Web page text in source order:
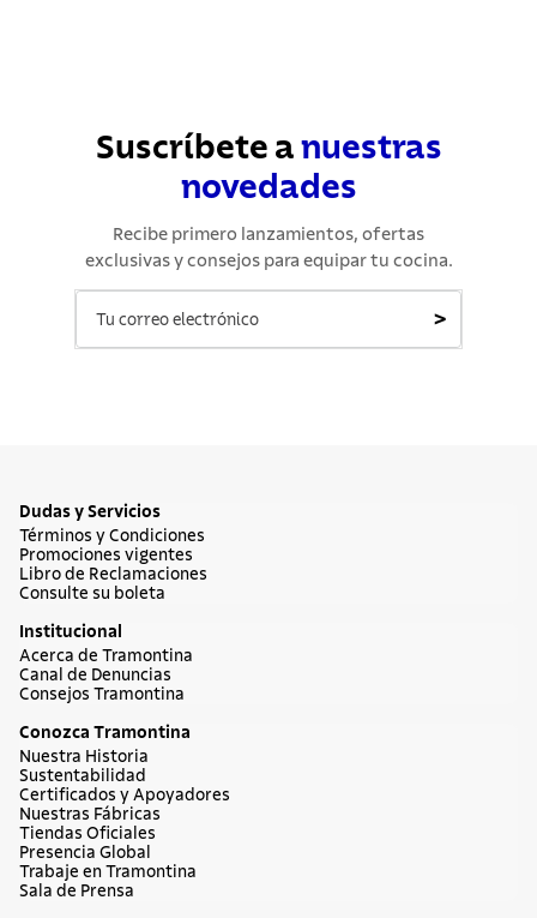
Suscríbete a nuestras
novedades
Recibe primero lanzamientos, ofertas
exclusivas y consejos para equipar tu cocina.
>
Dudas y Servicios
Términos y Condiciones
Promociones vigentes
Libro de Reclamaciones
Consulte su boleta
Institucional
Acerca de Tramontina
Canal de Denuncias
Consejos Tramontina
Conozca Tramontina
Nuestra Historia
Sustentabilidad
Certificados y Apoyadores
Nuestras Fábricas
Tiendas Oficiales
Presencia Global
Trabaje en Tramontina
Sala de Prensa